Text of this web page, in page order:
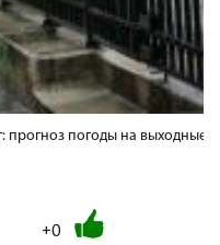
прогноз погоды на выходные
+0